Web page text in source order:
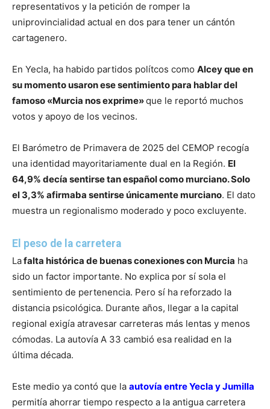
representativos y la petición de romper la
uniprovincialidad actual en dos para tener un cántón
cartagenero.
En Yecla, ha habido partidos polítcos como Alcey que en
su momento usaron ese sentimiento para hablar del
famoso «Murcia nos exprime»que le reportó muchos
votos y apoyo de los vecinos.
El Barómetro de Primavera de 2025 del CEMOP recogía
una identidad mayoritariamente dual en la Región. El
64,9% decía sentirse tan español como murciano. Solo
el 3,3% afirmaba sentirse únicamente murciano. El dato
muestra un regionalismo moderado y poco excluyente.
El peso de la carretera
Lafalta histórica de buenas conexiones con Murcia ha
sido un factor importante. No explica por sí sola el
sentimiento de pertenencia. Pero sí ha reforzado la
distancia psicológica. Durante años, llegar a la capital
regional exigía atravesar carreteras más lentas y menos
cómodas. La autovía A 33 cambió esa realidad en la
última década.
Este medio ya contó que la autovía entre Yecla y Jumilla
permitía ahorrar tiempo respecto a la antigua carretera